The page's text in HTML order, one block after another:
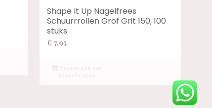
Shape It Up Nagelfrees
Schuurrrollen Grof Grit 150, 100
stuks
€ 7,95